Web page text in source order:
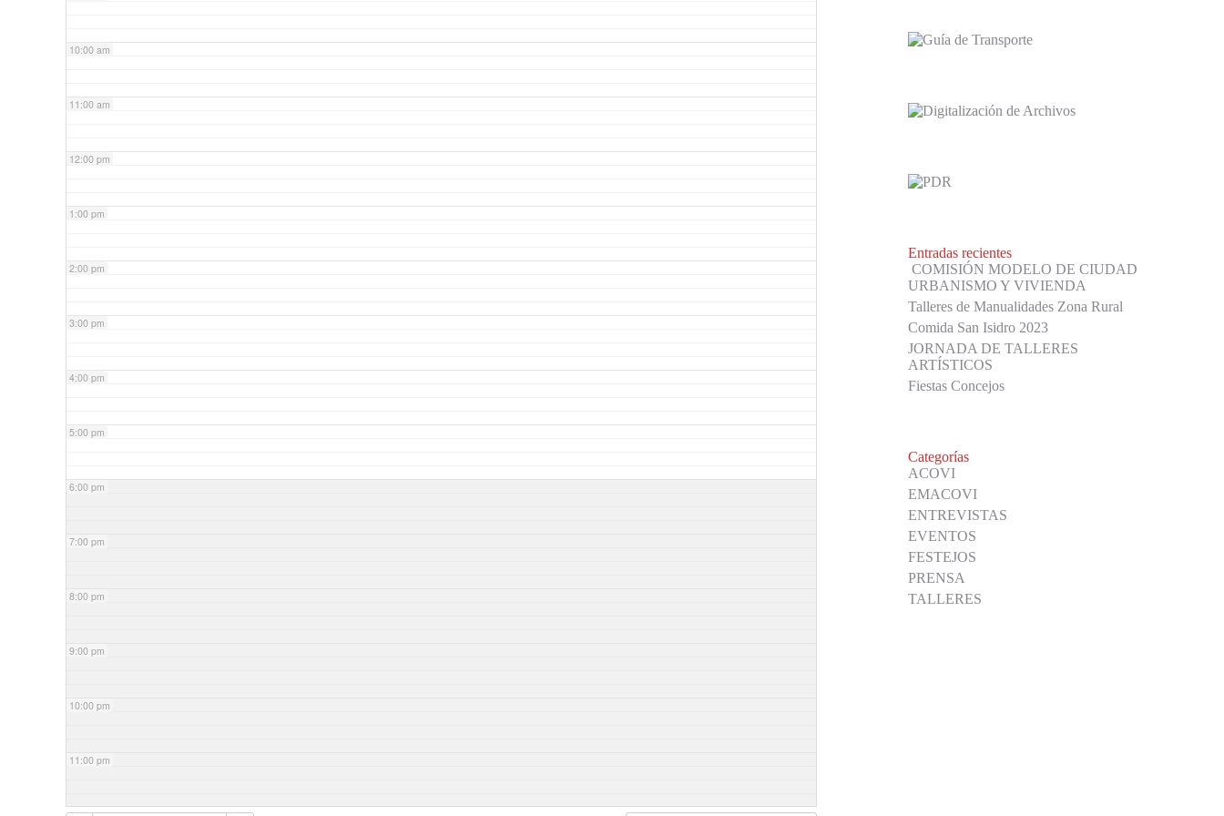
10:00 am
11:00 am
12:00 pm
1:00 pm
2:00 pm
3:00 pm
4:00 pm
5:00 pm
6:00 pm
7:00 pm
8:00 pm
9:00 pm
10:00 pm
11:00 pm
Entradas recientes
COMISIÓN MODELO DE CIUDAD
URBANISMO Y VIVIENDA
Talleres de Manualidades Zona Rural
Comida San Isidro 2023
JORNADA DE TALLERES
ARTÍSTICOS
Fiestas Concejos
Categorías
ACOVI
EMACOVI
ENTREVISTAS
EVENTOS
FESTEJOS
PRENSA
TALLERES